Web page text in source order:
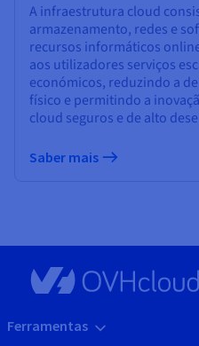
A infraestrutura cloud
armazenamento, redes e
recursos informáticos
aos utilizadores serviços
económicos, reduzindo a
físico e permitindo a
cloud seguros e de alto
Saber mais
Ferramentas